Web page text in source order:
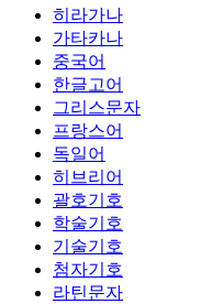
히라가나
가타카나
중국어
한글고어
그리스문자
프랑스어
독일어
히브리어
괄호기호
학술기호
기술기호
첨자기호
라틴문자